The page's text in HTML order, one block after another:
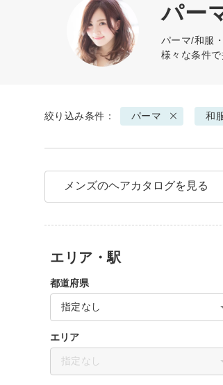
パー
パーマ/和服
様々な条件で
絞り込み条件： パーマ 和
メンズのヘアカタログを見る
エリア・駅
都道府県
指定なし
エリア
指定なし